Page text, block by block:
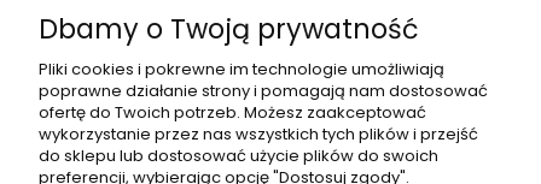
info@folia-samochodowa.pl
Dbamy o Twoją prywatność
Pliki cookies i pokrewne im technologie umożliwiają
poprawne działanie strony i pomagają nam dostosować
ofertę do Twoich potrzeb. Możesz zaakceptować
wykorzystanie przez nas wszystkich tych plików i przejść
do sklepu lub dostosować użycie plików do swoich
preferencji, wybierając opcję "Dostosuj zgody".